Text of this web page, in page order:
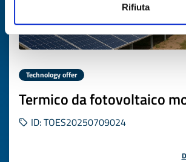
Rifiuta
Technology offer
Termico da fotovoltaico
ID: TOES20250709024